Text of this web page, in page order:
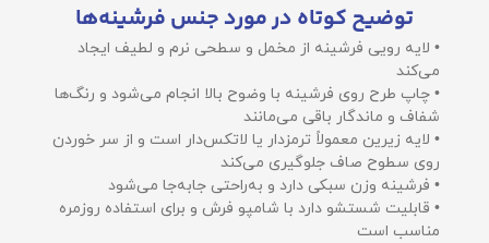
توضیح کوتاه در مورد جنس فرشینه‌ها
• لایه رویی فرشینه از مخمل و سطحی نرم و لطیف ایجاد
می‌کند
• چاپ طرح روی فرشینه با وضوح بالا انجام می‌شود و رنگ‌ها
شفاف و ماندگار باقی می‌مانند
• لایه زیرین معمولاً ترمزدار یا لاتکس‌دار است و از سر خوردن
روی سطوح صاف جلوگیری می‌کند
• فرشینه وزن سبکی دارد و به‌راحتی جابه‌جا می‌شود
• قابلیت شستشو دارد با شامپو فرش و برای استفاده روزمره
مناسب است